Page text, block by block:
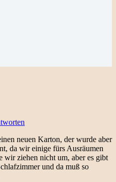
neuen Karton, der wurde aber
da wir einige fürs Ausräumen
wir ziehen nicht um, aber es gibt
und da muß so